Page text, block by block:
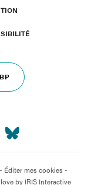
Éditer mes cookies-
by IRIS Interactive